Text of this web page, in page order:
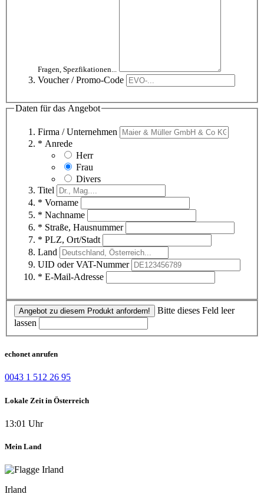
Fragen, Spezfikationen...
Voucher / Promo-Code
Daten für das Angebot
Firma / Unternehmen
* Anrede
Herr
Frau
Divers
Titel
* Vorname
* Nachname
* Straße, Hausnummer
* PLZ, Ort/Stadt
Land
UID oder VAT-Nummer
* E-Mail-Adresse
Angebot zu diesem Produkt anfordern!
Bitte dieses Feld leer
lassen
echonet anrufen
0043 1 512 26 95
Lokale Zeit in Österreich
13:01 Uhr
Mein Land
Irland